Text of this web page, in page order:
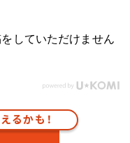
していただけません
るかも！